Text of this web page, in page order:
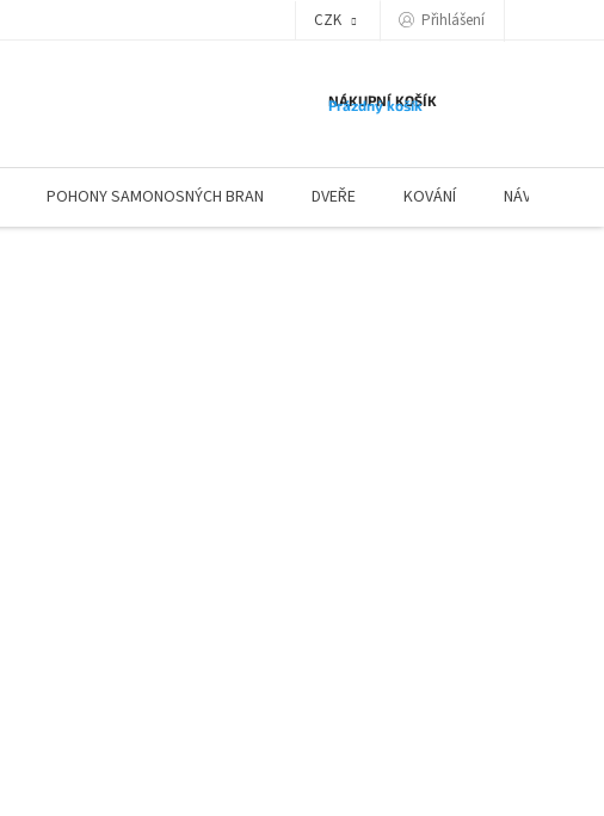
CZK Přihlášení
NÁKUPNÍ KOŠÍK
Prázdný košík
POHONY SAMONOSNÝCH BRAN DVEŘE KOVÁNÍ NÁVODY